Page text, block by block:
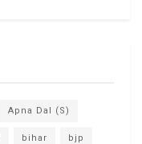
Apna Dal (S)
bihar bjp